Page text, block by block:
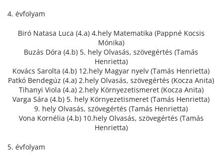
4. évfolyam
Biró Natasa Luca (4.a) 4.hely Matematika (Pappné Kocsis
Mónika)
Buzás Dóra (4.b) 5. hely Olvasás, szövegértés (Tamás
Henrietta)
Kovács Sarolta (4.b) 12.hely Magyar nyelv (Tamás Henrietta)
Patkó Bendegúz (4.a) 2.hely Olvasás, szövegértés (Kocza Anita)
Tihanyi Viola (4.a) 2.hely Környezetismeret (Kocza Anita)
Varga Sára (4.b) 5. hely Környezetismeret (Tamás Henrietta)
9. hely Olvasás, szövegértés (Tamás Henrietta)
Vona Kornélia (4.b) 10.hely Olvasás, szövegértés (Tamás
Henrietta)
5. évfolyam